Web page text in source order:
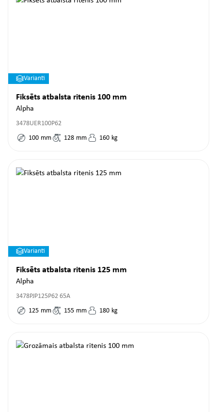
Varianti
Fiksēts atbalsta ritenis 100 mm
Alpha
3478UER100P62
100 mm 128 mm 160 kg
Varianti
Fiksēts atbalsta ritenis 125 mm
Alpha
3478PJP125P62 65A
125 mm 155 mm 180 kg